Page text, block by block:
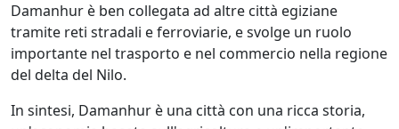
Damanhur è ben collegata ad altre città egiziane
tramite reti stradali e ferroviarie, e svolge un ruolo
importante nel trasporto e nel commercio nella regione
del delta del Nilo.
In sintesi, Damanhur è una città con una ricca storia,